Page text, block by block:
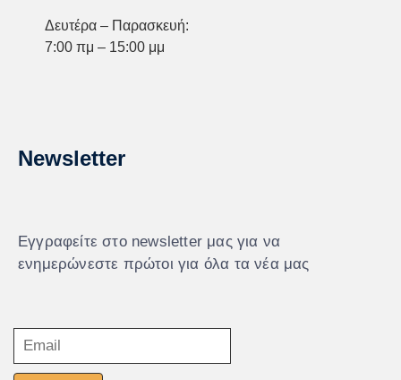
Δευτέρα – Παρασκευή:
7:00 πμ – 15:00 μμ
Newsletter
Εγγραφείτε στο newsletter μας για να
ενημερώνεστε πρώτοι για όλα τα νέα μας